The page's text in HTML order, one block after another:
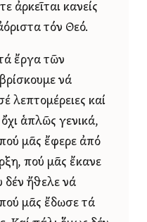
ἀρκεῖται κανείς
τόν Θεό.
ἔργα τῶν
νά
λεπτομέρειες καί
ἁπλῶς γενικά,
μᾶς ἔφερε ἀπό
πού μᾶς ἔκανε
ἤθελε νά
μᾶς ἔδωσε τά